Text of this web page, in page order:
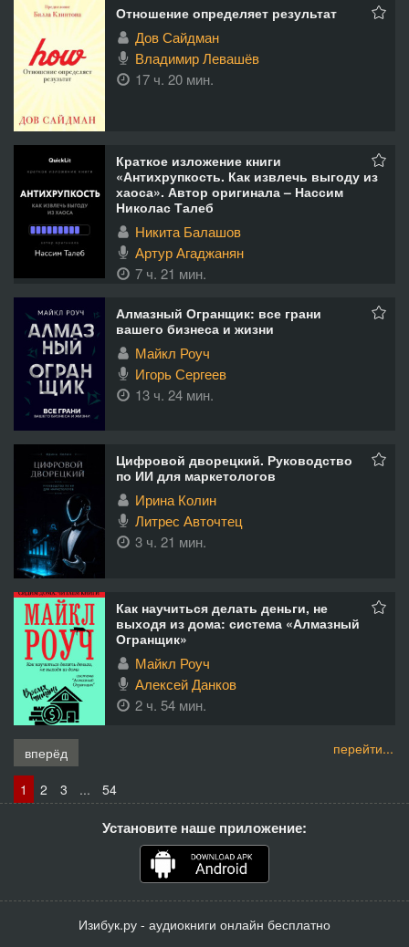
Отношение определяет результат
Дов Сайдман
Владимир Левашёв
17 ч. 20 мин.
Краткое изложение книги
«Антихрупкость. Как извлечь выгоду из
хаоса». Автор оригинала – Нассим
Николас Талеб
Никита Балашов
Артур Агаджанян
7 ч. 21 мин.
Алмазный Огранщик: все грани
вашего бизнеса и жизни
Майкл Роуч
Игорь Сергеев
13 ч. 24 мин.
Цифровой дворецкий. Руководство
по ИИ для маркетологов
Ирина Колин
Литрес Авточтец
3 ч. 21 мин.
Как научиться делать деньги, не
выходя из дома: система «Алмазный
Огранщик»
Майкл Роуч
Алексей Данков
2 ч. 54 мин.
перейти...
вперёд
1
2 3 ... 54
Установите наше приложение:
Изибук.ру - аудиокниги онлайн бесплатно